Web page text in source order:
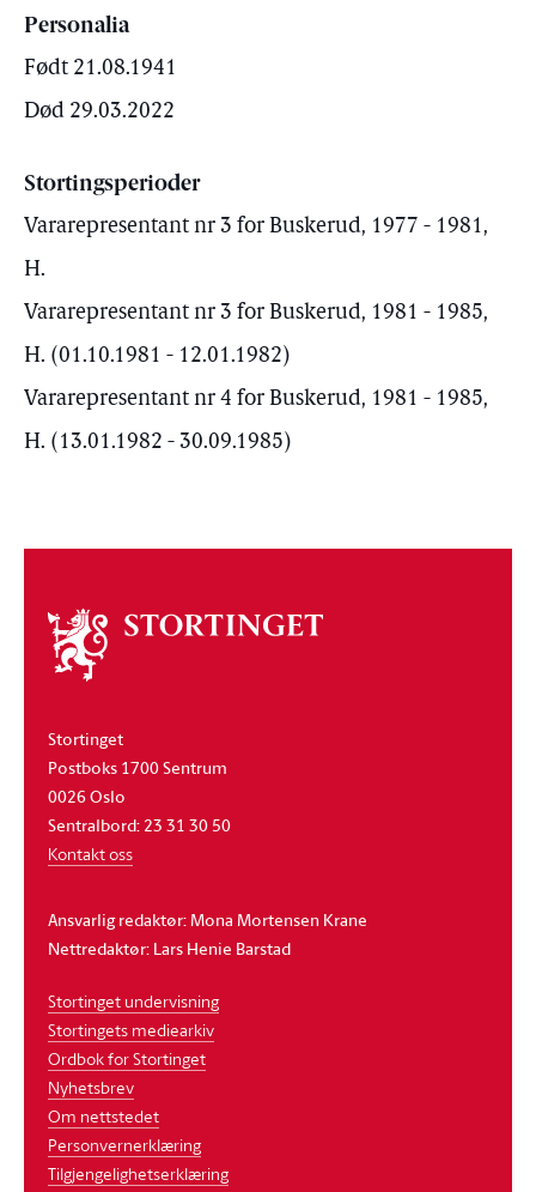
Personalia
Født 21.08.1941
Død 29.03.2022
Stortingsperioder
Vararepresentant nr 3 for Buskerud, 1977 - 1981,
H.
Vararepresentant nr 3 for Buskerud, 1981 - 1985,
H. (01.10.1981 - 12.01.1982)
Vararepresentant nr 4 for Buskerud, 1981 - 1985,
H. (13.01.1982 - 30.09.1985)
Om
stortinget
Stortinget
Postboks 1700 Sentrum
0026 Oslo
Sentralbord: 23 31 30 50
Kontakt oss
Ansvarlig redaktør: Mona Mortensen Krane
Nettredaktør: Lars Henie Barstad
Stortinget undervisning
Stortingets mediearkiv
Ordbok for Stortinget
Nyhetsbrev
Om nettstedet
Personvernerklæring
Tilgjengelighetserklæring